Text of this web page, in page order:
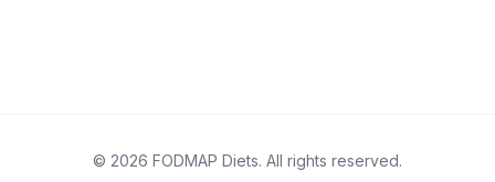
© 2026 FODMAP Diets. All rights reserved.